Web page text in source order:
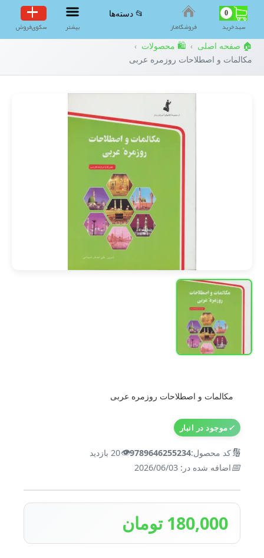
0
سبد‌خرید فروشگاه‌ناز
📂 دسته‌ها
بیشتر سکوی‌فروش
🏠 صفحه اصلی › 🛍️ محصولات ›
مکالمات و اصطلاحات روزمره عربی
مکالمات و اصطلاحات روزمره عربی
✓موجود در انبار
🔢کد محصول:9789646255234
👁️20 بازدید
📅اضافه شده در: 2026/06/03
180,000 تومان